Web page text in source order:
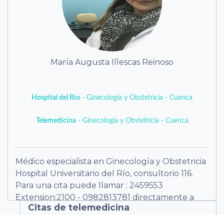
María Augusta Illescas Reinoso
Hospital del Rio - Ginecología y Obstetricia - Cuenca
Telemedicina- Ginecología y Obstetricia - Cuenca
Médico especialista en Ginecología y Obstetricia
Hospital Universitario del Río, consultorio 116.
Para una cita puede llamar : 2459553
Extension:2100 - 0982813781 directamente a
través de https://doctopro.com/dr/augusta78.
Citas de telemedicina